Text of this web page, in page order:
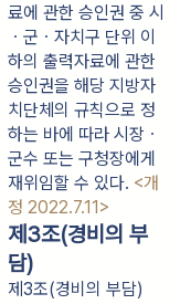
료에 관한 승인권 중 시
ㆍ군ㆍ자치구 단위 이
하의 출력자료에 관한
승인권을 해당 지방자
치단체의 규칙으로 정
하는 바에 따라 시장ㆍ
군수 또는 구청장에게
재위임할 수 있다. <개
정 2022.7.11>
제3조(경비의 부
담)
제3조(경비의 부담)